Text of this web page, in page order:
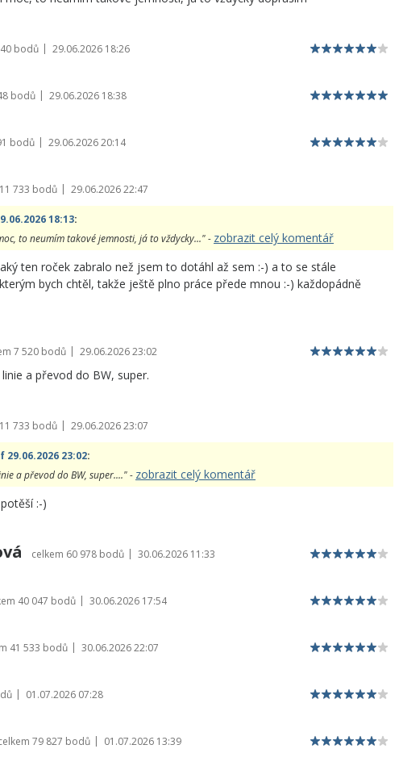
bodů | 29.06.2026 18:26
bodů | 29.06.2026 18:38
bodů | 29.06.2026 20:14
11 733 bodů | 29.06.2026 22:47
18:13:
to neumím takové jemnosti, já to vždycky..." - zobrazit celý komentář
ten roček zabralo než jsem to dotáhl až sem :-) a to se stále
bych chtěl, takže ještě plno práce přede mnou :-) každopádně
7 520 bodů | 29.06.2026 23:02
a převod do BW, super.
11 733 bodů | 29.06.2026 23:07
23:02:
a převod do BW, super...." - zobrazit celý komentář
:-)
celkem 60 978 bodů | 30.06.2026 11:33
40 047 bodů | 30.06.2026 17:54
41 533 bodů | 30.06.2026 22:07
| 01.07.2026 07:28
79 827 bodů | 01.07.2026 13:39